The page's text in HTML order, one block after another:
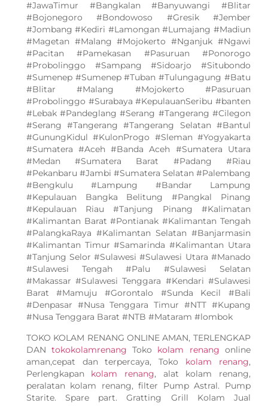
#JawaTimur #Bangkalan #Banyuwangi #Blitar
#Bojonegoro #Bondowoso #Gresik #Jember
#Jombang #Kediri #Lamongan #Lumajang #Madiun
#Magetan #Malang #Mojokerto #Nganjuk #Ngawi
#Pacitan #Pamekasan #Pasuruan #Ponorogo
#Probolinggo #Sampang #Sidoarjo #Situbondo
#Sumenep #Sumenep #Tuban #Tulungagung #Batu
#Blitar #Malang #Mojokerto #Pasuruan
#Probolinggo #Surabaya #KepulauanSeribu #banten
#Lebak #Pandeglang #Serang #Tangerang #Cilegon
#Serang #Tangerang #Tangerang Selatan #Bantul
#GunungKidul #KulonProgo #Sleman #Yogyakarta
#Sumatera #Aceh #Banda Aceh #Sumatera Utara
#Medan #Sumatera Barat #Padang #Riau
#Pekanbaru #Jambi #Sumatera Selatan #Palembang
#Bengkulu #Lampung #Bandar Lampung
#Kepulauan Bangka Belitung #Pangkal Pinang
#Kepulauan Riau #Tanjung Pinang #Kalimatan
#Kalimantan Barat #Pontianak #Kalimantan Tengah
#PalangkaRaya #Kalimantan Selatan #Banjarmasin
#Kalimantan Timur #Samarinda #Kalimantan Utara
#Tanjung Selor #Sulawesi #Sulawesi Utara #Manado
#Sulawesi Tengah #Palu #Sulawesi Selatan
#Makassar #Sulawesi Tenggara #Kendari #Sulawesi
Barat #Mamuju #Gorontalo #Sunda Kecil #Bali
#Denpasar #Nusa Tenggara Timur #NTT #Kupang
#Nusa Tenggara Barat #NTB #Mataram #lombok
TOKO KOLAM RENANG ONLINE AMAN, TERLENGKAP
DANtokokolamrenang Toko kolam renang online
aman,cepat dan terpercaya, Toko kolam renang,
Perlengkapan kolam renang, alat kolam renang,
peralatan kolam renang, filter Pump Astral. Pump
Starite. Spare part. Gratting Grill Kolam Jual